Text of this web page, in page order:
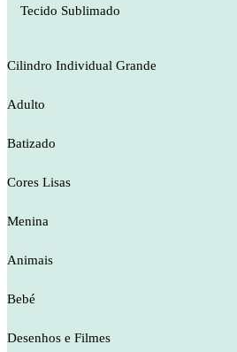
Tecido Sublimado
Cilindro Individual Grande
Adulto
Batizado
Cores Lisas
Menina
Animais
Bebé
Desenhos e Filmes